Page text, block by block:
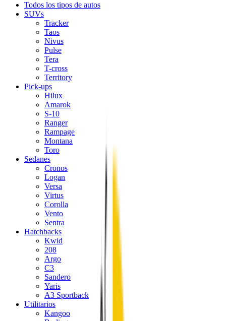
Todos los tipos de autos
SUVs
Tracker
Taos
Nivus
Pulse
Tera
T-cross
Territory
Pick-ups
Hilux
Amarok
S-10
Ranger
Rampage
Montana
Toro
Sedanes
Cronos
Logan
Versa
Virtus
Corolla
Vento
Sentra
Hatchbacks
Kwid
208
Argo
C3
Sandero
Yaris
A3 Sportback
Utilitarios
Kangoo